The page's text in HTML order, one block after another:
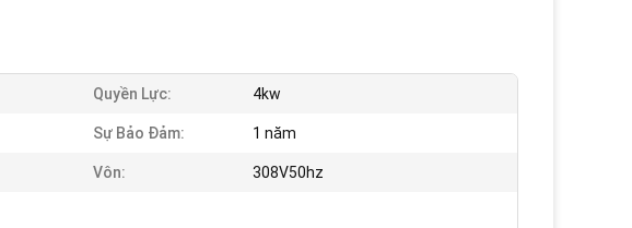
Quyền Lực: 4kw
Sự Bảo Đảm: 1 năm
Vôn: 308V50hz